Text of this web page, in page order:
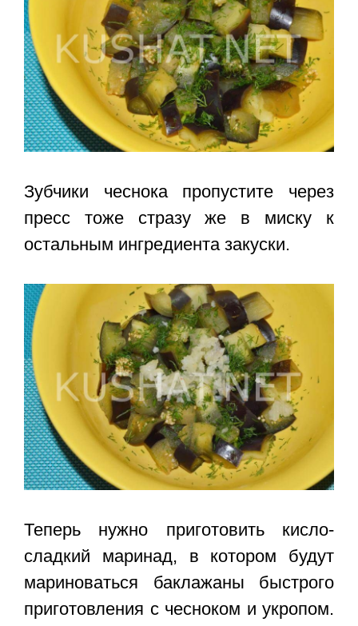
Зубчики чеснока пропустите через
пресс тоже стразу же в миску к
остальным ингредиента закуски.
Теперь нужно приготовить кисло-
сладкий маринад, в котором будут
мариноваться баклажаны быстрого
приготовления с чесноком и укропом.